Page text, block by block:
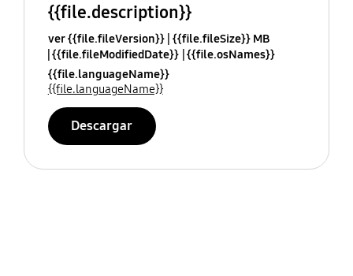
{{file.description}}
ver {{file.fileVersion}} {{file.fileSize}} MB
{{file.fileModifiedDate}} {{file.osNames}}
{{file.languageName}}
{{file.languageName}}
Descargar